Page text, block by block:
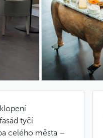
tyčí
celého města –